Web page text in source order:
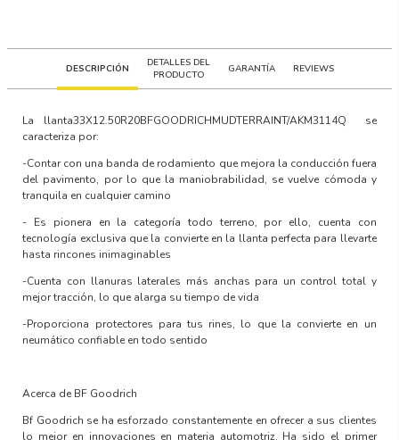
DESCRIPCIÓN
DETALLES DEL
PRODUCTO
GARANTÍA REVIEWS
La llanta33X12.50R20BFGOODRICHMUDTERRAINT/AKM3114Q
se
caracteriza por:
-Contar con una banda de rodamiento que mejora la conducción fuera
del pavimento, por lo que la maniobrabilidad, se vuelve cómoda y
tranquila en cualquier camino
- Es pionera en la categoría todo terreno, por ello, cuenta con
tecnología exclusiva que la convierte en la llanta perfecta para llevarte
hasta rincones inimaginables
-Cuenta con llanuras laterales más anchas para un control total y
mejor tracción, lo que alarga su tiempo de vida
-Proporciona protectores para tus rines, lo que la convierte en un
neumático confiable en todo sentido
Acerca de BF Goodrich
Bf Goodrich se ha esforzado constantemente en ofrecer a sus clientes
lo mejor en innovaciones en materia automotriz. Ha sido el primer